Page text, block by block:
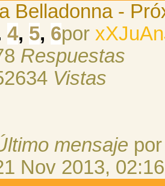
Belladonna -
4, 5, 6por
Respuestas
Vistas
mensaje
Nov 2013, 02:16